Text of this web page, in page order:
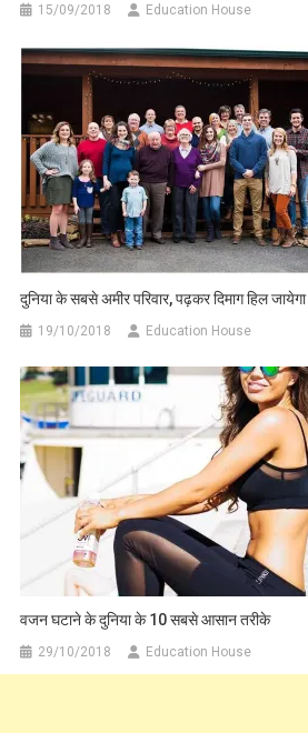
15/09/2018 Education House
दुनिया के सबसे अमीर परिवार, पढ़कर दिमाग हिल जायेगा
19/10/2018 Education House
वजन घटाने के दुनिया के 10 सबसे आसान तरीके
29/10/2018 Education House